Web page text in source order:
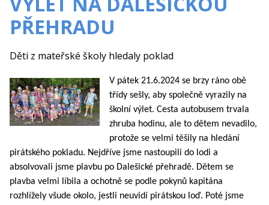
PŘEHRADU
Děti z mateřské školy hledaly poklad
V pátek 21.6.2024 se brzy ráno obě
třídy sešly, aby společně vyrazily na
školní výlet. Cesta autobusem trvala
zhruba hodinu, ale to dětem nevadilo,
protože se velmi těšily na hledání
pirátského pokladu. Nejdříve jsme nastoupili do lodi a
absolvovali jsme plavbu po Dalešické přehradě. Dětem se
plavba velmi líbila a ochotně se podle pokynů kapitána
rozhlížely všude okolo, jestli neuvidí pirátskou loď. Poté jsme